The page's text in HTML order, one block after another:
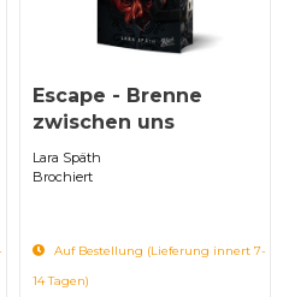
Escape - Brenne
zwischen uns
Lara Späth
Brochiert
Auf Bestellung (Lieferung innert 7-
14 Tagen)